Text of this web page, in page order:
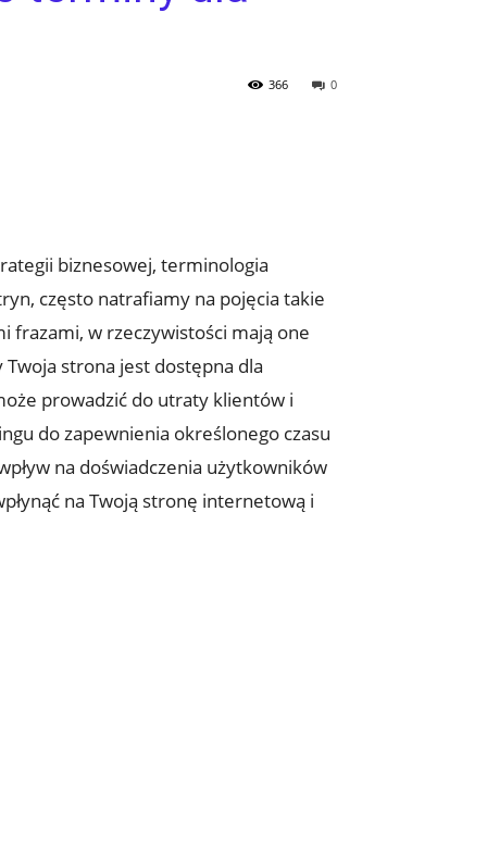
0
366
biznesowej, terminologia
często ‍natrafiamy na pojęcia takie
frazami, w rzeczywistości mają one
strona jest dostępna dla
prowadzić ‌do utraty klientów i⁣
do zapewnienia określonego czasu
na doświadczenia użytkowników
na Twoją stronę internetową i